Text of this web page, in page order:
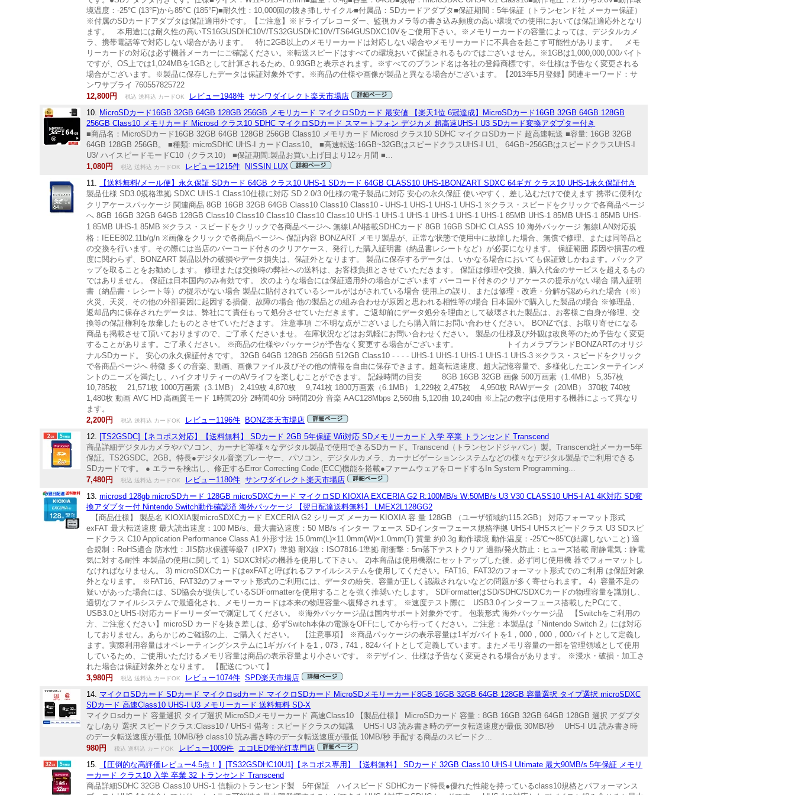
境温度：-25°C (13°F)から85°C (185°F)■耐久性：10,000回の抜き挿しサイクル■付属品：SDカードアダプタ■保証期間：5年保証（トランセンド社 メーカー保証）
※付属のSDカードアダプタは保証適用外です。【ご注意】※ドライブレコーダー、監視カメラ等の書き込み頻度の高い環境での使用においては保証適応外となり
ます。 本用途には耐久性の高いTS16GUSDHC10V/TS32GUSDHC10V/TS64GUSDXC10Vをご使用下さい。※メモリーカードの容量によっては、デジタルカメ
ラ、携帯電話等で対応しない場合があります。 特に2GB以上のメモリーカードは対応しない場合やメモリーカードに不具合を起こす可能性があります。 メモ
リーカードの対応は必ず機器メーカーにご確認ください。※転送スピードはすべての環境おいて保証されるものではございません。※1GBは1,000,000,000バイト
ですが、OS上では1,024MBを1GBとして計算されるため、0.93GBと表示されます。※すべてのブランド名は各社の登録商標です。※仕様は予告なく変更される
場合がございます。※製品に保存したデータは保証対象外です。※商品の仕様や画像が製品と異なる場合がございます。【2013年5月登録】関連キーワード：サ
ンワサプライ 760557825722
12,800円
税込 送料込 カードOK レビュー1948件 サンワダイレクト楽天市場店
10. MicroSDカード16GB 32GB 64GB 128GB 256GB メモリカード マイクロSDカード 最安値 【楽天1位 6冠達成】MicroSDカード16GB 32GB 64GB 128GB
256GB Class10 メモリカード Microsd クラス10 SDHC マイクロSDカード スマートフォン デジカメ 超高速UHS-I U3 SDカード変換アダプター付き
■商品名：MicroSDカード16GB 32GB 64GB 128GB 256GB Class10 メモリカード Microsd クラス10 SDHC マイクロSDカード 超高速転送 ■容量: 16GB 32GB
64GB 128GB 256GB。 ■種類: microSDHC UHS-I カードClass10。 ■高速転送:16GB~32GBはスピードクラスUHS-I U1、 64GB~256GBはスピードクラスUHS-I
U3/ ハイスピードモードC10（クラス10） ■保証期間:製品お買い上げ日より12ヶ月間 ■...
1,080円
税込 送料込 カードOK レビュー1215件
NISSIN LUX
11.
【送料無料/メール便】永久保証 SDカード 64GB クラス10 UHS-1 SDカード 64GB CLASS10 UHS-1BONZART SDXC 64ギガ クラス10 UHS-1永久保証付き
製品仕様 SD3.0規格準拠 SDXC UHS-1 Class10仕様に対応 SD 2.0/3.0仕様の電子製品に対応 安心の永久保証 使いやすく、差し込むだけで使えます 携帯に便利な
クリアケースパッケージ 関連商品 8GB 16GB 32GB 64GB Class10 Class10 Class10 - UHS-1 UHS-1 UHS-1 UHS-1 ※クラス・スピードをクリックで各商品ページ
へ 8GB 16GB 32GB 64GB 128GB Class10 Class10 Class10 Class10 Class10 UHS-1 UHS-1 UHS-1 UHS-1 UHS-1 UHS-1 85MB UHS-1 85MB UHS-1 85MB UHS-
1 85MB UHS-1 85MB ※クラス・スピードをクリックで各商品ページへ 無線LAN搭載SDHCカード 8GB 16GB SDHC CLASS 10 海外パッケージ 無線LAN対応規
格：IEEE802.11b/g/n ※画像をクリックで各商品ページへ 保証内容 BONZART メモリ製品が、正常な状態で使用中に故障した場合、無償で修理、または同等品と
の交換を行います。その際には当店のバーコード付きのクリアケース、発行した購入証明書（納品書レシートなど）が必要になります。 保証範囲 原因や損害の程
度に関わらず、BONZART 製品以外の破損やデータ損失は、保証外となります。 製品に保存するデータは、いかなる場合においても保証致しかねます。バックア
ップを取ることをお勧めします。 修理または交換時の弊社への送料は、お客様負担とさせていただきます。 保証は修理や交換、購入代金のサービスを超えるもの
ではありません。 保証は日本国内のみ有効です。 次のような場合には保証適用外の場合がございます バーコード付きのクリアケースの提示がない場合 購入証明
書（納品書・レシート等）の提示がない場合 製品に貼付されているシールがはがされている場合 使用上の誤り、または修理・改造・分解が認められた場合（※）
火災、天災、その他の外部要因に起因する損傷、故障の場合 他の製品との組み合わせが原因と思われる相性等の場合 日本国外で購入した製品の場合 ※修理品、
返却品内に保存されたデータは、弊社にて責任もって処分させていただきます。ご返却前にデータ処分を理由として破壊された製品は、お客様ご自身が修理、交
換等の保証権利を放棄したものとさせていただきます。 注意事項 ご不明な点がございましたら購入前にお問い合わせください。 BONZでは、お取り寄せになる
商品も掲載させて頂いておりますので、ご了承くださいませ。 在庫状況などはお気軽にお問い合わせください。 製品の仕様及び外観は改良等のため予告なく変更
することがあります。ご了承ください。 ※商品の仕様やパッケージが予告なく変更する場合がございます。 トイカメラブランドBONZARTのオリジ
ナルSDカード。 安心の永久保証付きです。 32GB 64GB 128GB 256GB 512GB Class10 - - - - UHS-1 UHS-1 UHS-1 UHS-1 UHS-3 ※クラス・スピードをクリック
で各商品ページへ 特徴 多くの音楽、動画、画像ファイル及びその他の情報を自由に保存できます。超高転送速度、超大記憶容量で、多様化したエンターテインメ
ントのニーズを満たし、ハイクオリティーのAVライフを楽しむことができます。 記録時間の目安 8GB 16GB 32GB 画像 500万画素（1.4MB） 5,357枚
10,785枚 21,571枚 1000万画素（3.1MB） 2,419枚 4,870枚 9,741枚 1800万画素（6.1MB） 1,229枚 2,475枚 4,950枚 RAWデータ（20MB） 370枚 740枚
1,480枚 動画 AVC HD 高画質モード 1時間20分 2時間40分 5時間20分 音楽 AAC128Mbps 2,560曲 5,120曲 10,240曲 ※上記の数字は使用する機器によって異なり
ます。
2,200円
税込 送料込 カードOK レビュー1196件
BONZ楽天市場店
12. [TS2GSDC]【ネコポス対応】【送料無料】 SDカード 2GB 5年保証 Wii対応 SDメモリーカード 入学 卒業 トランセンド Transcend
商品詳細デジタルカメラやパソコン、カーナビ等様々なデジタル製品で使用できるSDカード。Transcend（トランセンドジャパン）製。Transcend社メーカー5年
保証。TS2GSDC。2GB。特長●デジタル音楽プレーヤー、パソコン、デジタルカメラ、カーナビゲーションシステムなどの様々なデジタル製品でご利用できる
SDカードです。 ● エラーを検出し、修正するError Correcting Code (ECC)機能を搭載●ファームウェアをロードするIn System Programming...
7,480円
税込 送料込 カードOK レビュー1180件 サンワダイレクト楽天市場店
13.microsd 128gb microSDカード 128GB microSDXCカード マイクロSD KIOXIA EXCERIA G2 R:100MB/s W:50MB/s U3 V30 CLASS10 UHS-I A1 4K対応 SD変
換アダプター付 Nintendo Switch動作確認済 海外パッケージ 【翌日配達送料無料】 LMEX2L128GG2
【商品仕様】 製品名 KIOXIA製microSDXCカード EXCERIA G2 シリーズ メーカー KIOXIA 容 量 128GB （ユーザ領域約115.2GB） 対応フォーマット形式
exFAT 最大転送速度 最大読出速度：100 MB/s、最大書込速度：50 MB/s インター フェース SDインターフェース規格準拠 UHS-I UHSスピードクラス U3 SDスピ
ードクラス C10 Application Performance Class A1 外形寸法 15.0mm(L)×11.0mm(W)×1.0mm(T) 質量 約0.3g 動作環境 動作温度：-25℃〜85℃(結露しないこと) 適
合規制：RoHS適合 防水性：JIS防水保護等級7（IPX7）準拠 耐X線：ISO7816-1準拠 耐衝撃：5m落下テストクリア 過熱/発火防止：ヒューズ搭載 耐静電気：静電
気に対する耐性 本製品の使用に関して 1）SDXC対応の機器を使用して下さい。 2)本商品は使用機器にセットアップした後、必ず同じ使用機 器でフォーマットし
なければなりません。 3) microSDXCカードはexFATと呼ばれるファイルシステムを使用してください。FAT16、FAT32のフォーマット形式でのご利用 は保証対象
外となります。 ※FAT16、FAT32のフォーマット形式のご利用には、データの紛失、容量が正しく認識されないなどの問題が多く寄せられます。 4）容量不足の
疑いがあった場合には、SD協会が提供しているSDFormatterを使用することを強く推奨いたします。 SDFormatterはSD/SDHC/SDXCカードの物理容量を識別し、
適切なファイルシステムで最適化され、メモリーカードは本来の物理容量へ復帰されます。 ※速度テスト際に USB3.0インターフェース搭載したPCにて、
USB3.0とUHS-I対応カードーリーダーで測定してください。 ※海外パッケージ品は国内サポート対象外です。 包装形式 海外パッケージ品 【Switchをご利用の
方、ご注意ください】microSD カードを抜き差しは、必ずSwitch本体の電源をOFFにしてから行ってください。ご注意：本製品は「Nintendo Switch 2」には対応
しておりません。あらかじめご確認の上、ご購入ください。 【注意事項】 ※商品パッケージの表示容量は1ギガバイトを1，000，000，000バイトとして定義し
ます。実際利用容量はオペレーティングシステムに1ギガバイトを1，073，741，824バイトとして定義しています。またメモリ容量の一部を管理領域として使用
しているため、ご使用いただけるメモリ容量は商品の表示容量より小さいです。 ※デザイン、仕様は予告なく変更される場合があります。 ※浸水・破損・加工さ
れた場合は保証対象外となります。 【配送について】
3,980円
税込 送料込 カードOK レビュー1074件 SPD楽天市場店
14. マイクロSDカード SDカード マイクロsdカード マイクロSDカード MicroSDメモリーカード8GB 16GB 32GB 64GB 128GB 容量選択 タイプ選択 microSDXC
SDカード 高速Class10 UHS-I U3 メモリーカード 送料無料 SD-X
マイクロsdカード 容量選択 タイプ選択 MicroSDメモリーカード 高速Class10 【製品仕様】 MicroSDカード 容量：8GB 16GB 32GB 64GB 128GB 選択 アダプタ
なし/あり 選択 スピードクラス:Class10 / UHS-I 備考：スピードクラスの知識 UHS-I U3 読み書き時のデータ転送速度が最低 30MB/秒 UHS-I U1 読み書き時
のデータ転送速度が最低 10MB/秒 class10 読み書き時のデータ転送速度が最低 10MB/秒 手配する商品のスピードク...
980円
税込 送料込 カードOK レビュー1009件 エコLED蛍光灯専門店
15.
【圧倒的な高評価レビュー4.5点！】[TS32GSDHC10U1]【ネコポス専用】【送料無料】 SDカード 32GB Class10 UHS-I Ultimate 最大90MB/s 5年保証 メモリ
ーカード クラス10 入学 卒業 32 トランセンド Transcend
商品詳細SDHC 32GB Class10 UHS-1 信頼のトランセンド製 5年保証 ハイスピード SDHCカード特長●優れた性能を持っているclass10規格とパフォーマンス